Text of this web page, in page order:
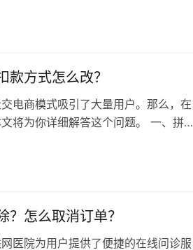
方式怎么改？
电商模式吸引了大量用户。那么，在
将为你详细解答这个问题。 一、拼多
？怎么取消订单？
医院为用户提供了便捷的在线问诊服